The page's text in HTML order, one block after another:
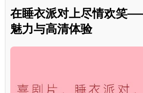
在睡衣派对上尽情欢笑
魅力与高清体验